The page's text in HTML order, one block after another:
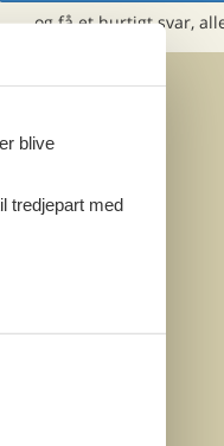
og få et hurtigt svar,
blive
tredjepart med